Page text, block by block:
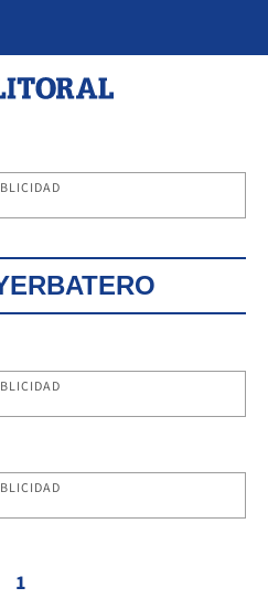
1